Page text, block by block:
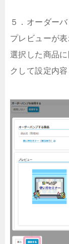
５．オーダー
プレビューが表
選択した商品
クして設定内容